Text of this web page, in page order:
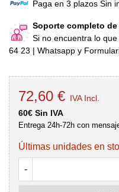
Paga en 3 plazos Sin
Soporte completo de
Si no encuentra lo
64 23 | Whatsapp y
72,60 € IVA Incl.
60€ Sin IVA
Entrega 24h-72h con
Últimas unidades en
-